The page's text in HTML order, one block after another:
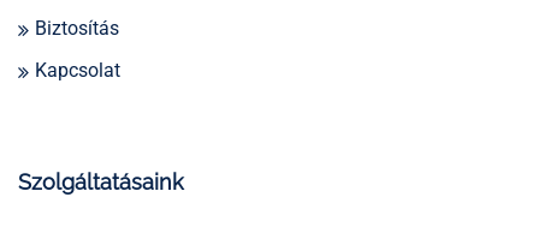
Biztosítás
Kapcsolat
Szolgáltatásaink